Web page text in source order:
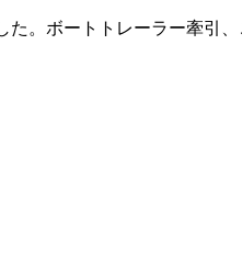
。ボートトレーラー牽引